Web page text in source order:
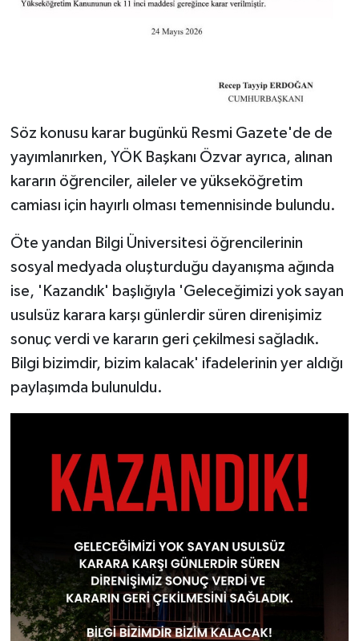
Söz konusu karar bugünkü Resmi Gazete'de de
yayımlanırken, YÖK Başkanı Özvar ayrıca, alınan
kararın öğrenciler, aileler ve yükseköğretim
camiası için hayırlı olması temennisinde bulundu.
Öte yandan Bilgi Üniversitesi öğrencilerinin
sosyal medyada oluşturduğu dayanışma ağında
ise, 'Kazandık' başlığıyla 'Geleceğimizi yok sayan
usulsüz karara karşı günlerdir süren direnişimiz
sonuç verdi ve kararın geri çekilmesi sağladık.
Bilgi bizimdir, bizim kalacak' ifadelerinin yer aldığı
paylaşımda bulunuldu.